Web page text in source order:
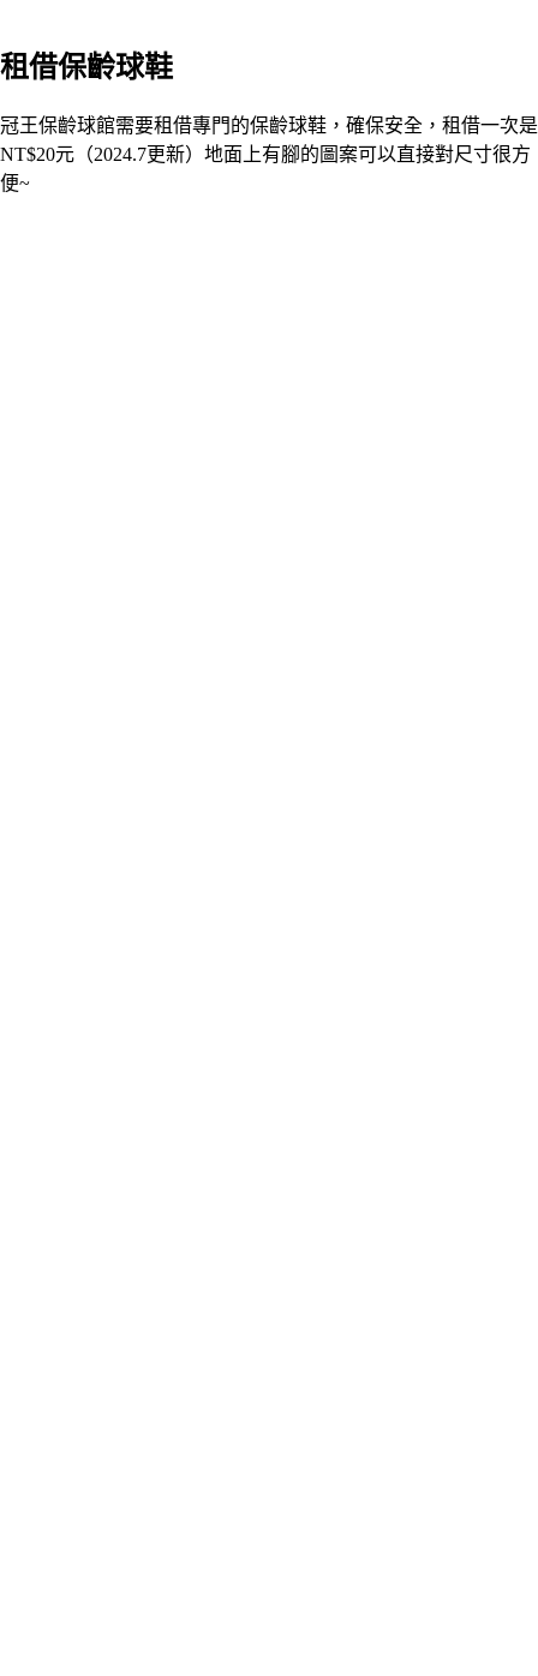
租借保齡球鞋
冠王保齡球館需要租借專門的保齡球鞋，確保安全，租借一次是
NT$20元（2024.7更新）地面上有腳的圖案可以直接對尺寸很方
便~